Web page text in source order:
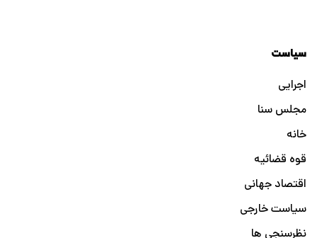
سیاست
اجرایی
مجلس سنا
خانه
قوه قضائیه
اقتصاد جهانی
سیاست خارجی
نظرسنجی ها